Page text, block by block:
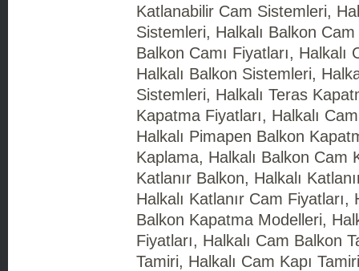
Katlanabilir Cam Sistemleri,
Sistemleri, Halkalı Balkon Cam
Balkon Camı Fiyatları, Halkalı
Halkalı Balkon Sistemleri,
Sistemleri, Halkalı Teras
Kapatma Fiyatları, Halkalı
Halkalı Pimapen Balkon
Kaplama, Halkalı Balkon Cam
Katlanır Balkon, Halkalı
Halkalı Katlanır Cam Fiyatları,
Balkon Kapatma Modelleri,
Fiyatları, Halkalı Cam Balkon
Tamiri, Halkalı Cam Kapı